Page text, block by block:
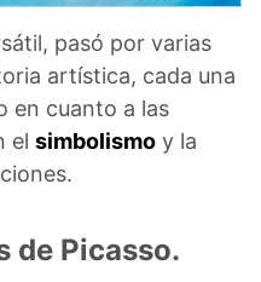
pasó por varias
artística, cada una
en cuanto a las
el simbolismo y la
de Picasso.